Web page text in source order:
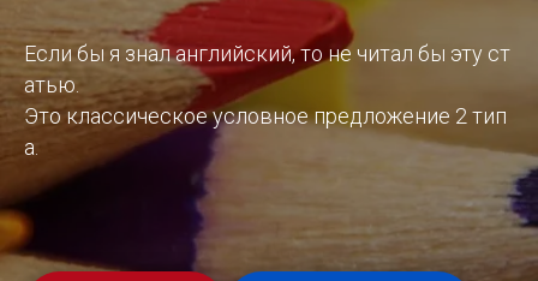
Если бы я знал английский, то не читал бы эту ст
атью.
Это классическое условное предложение 2 тип
а.